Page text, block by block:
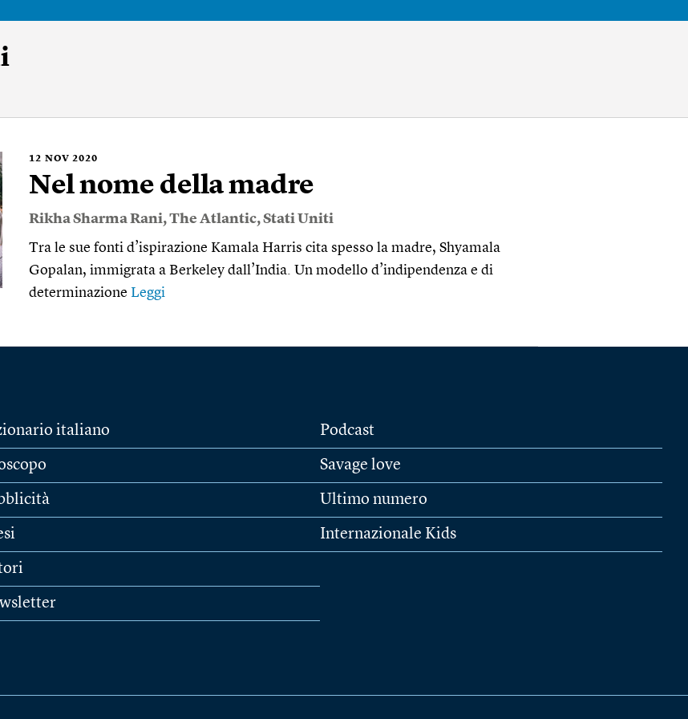
12 NOV 2020
Nel nome della madre
Rikha Sharma Rani,The Atlantic,Stati Uniti
Tra le sue fonti d’ispirazione Kamala Harris cita spesso la madre, Shyamala
Gopalan, immigrata a Berkeley dall’India. Un modello d’indipendenza e di
determinazione Leggi
italiano Podcast
Savage love
Ultimo numero
Internazionale Kids